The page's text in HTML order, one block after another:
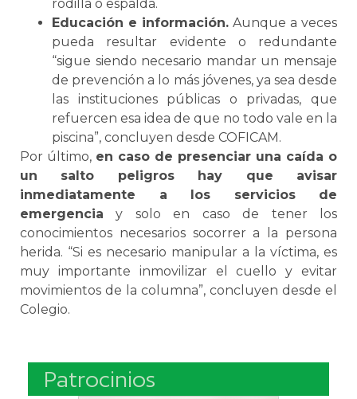
rodilla o espalda.
Educación e información.Aunque a veces
pueda resultar evidente o redundante
“sigue siendo necesario mandar un mensaje
de prevención a lo más jóvenes, ya sea desde
las instituciones públicas o privadas, que
refuercen esa idea de que no todo vale en la
piscina”, concluyen desde COFICAM.
Por último, en caso de presenciar una caída o
un salto peligros hay que avisar
inmediatamente a los servicios de
emergencia y solo en caso de tener los
conocimientos necesarios socorrer a la persona
herida. “Si es necesario manipular a la víctima, es
muy importante inmovilizar el cuello y evitar
movimientos de la columna”, concluyen desde el
Colegio.
Patrocinios